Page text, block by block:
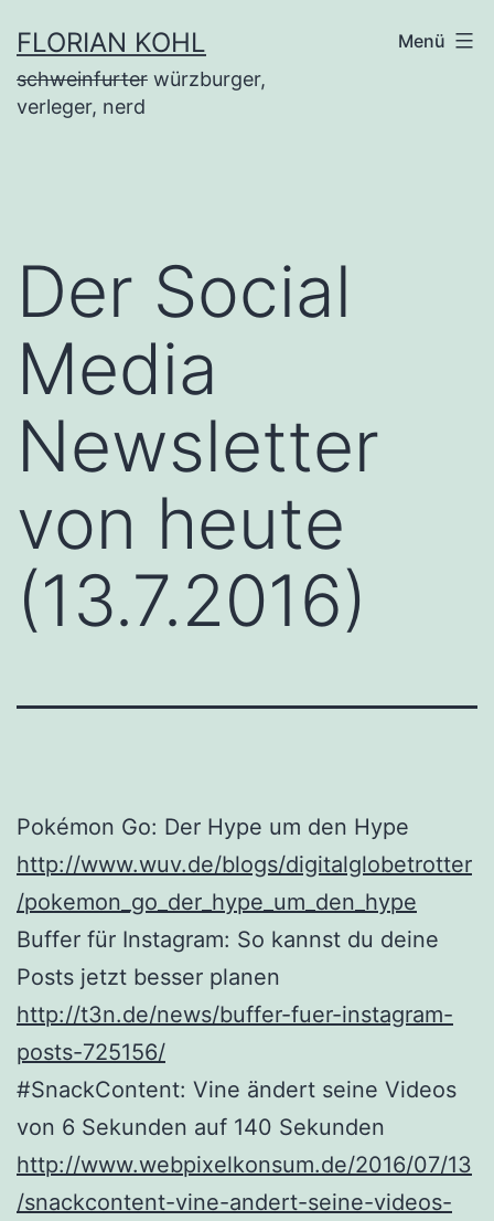
Inhalt
springen
FLORIAN KOHL
schweinfurter würzburger,
verleger, nerd
Menü
Der Social
Media
Newsletter
von heute
(13.7.2016)
Pokémon Go: Der Hype um den Hype
http://www.wuv.de/blogs/digitalglobetrotter
/pokemon_go_der_hype_um_den_hype
Buffer für Instagram: So kannst du deine
Posts jetzt besser planen
http://t3n.de/news/buffer-fuer-instagram-
posts-725156/
#SnackContent: Vine ändert seine Videos
von 6 Sekunden auf 140 Sekunden
http://www.webpixelkonsum.de/2016/07/13
/snackcontent-vine-andert-seine-videos-